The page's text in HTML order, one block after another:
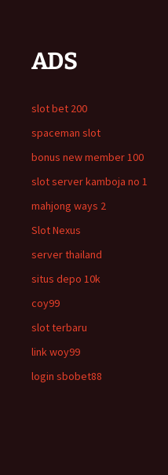
ADS
slot bet 200
spaceman slot
bonus new member 100
slot server kamboja no 1
mahjong ways 2
Slot Nexus
server thailand
situs depo 10k
coy99
slot terbaru
link woy99
login sbobet88